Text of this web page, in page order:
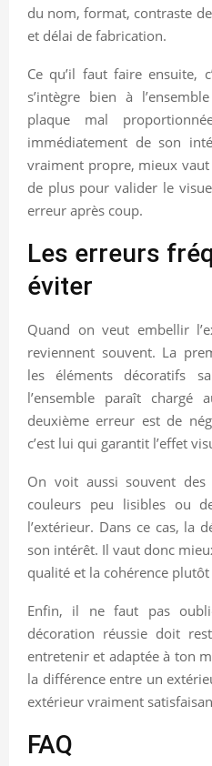
du nom, format, contraste
et délai de fabrication.
Ce qu’il faut faire ensuite,
s’intègre bien à
plaque mal
immédiatement de son
vraiment propre, mieux
de plus pour valider le
erreur après coup.
Les erreurs
éviter
Quand on veut embellir
reviennent souvent. La
les éléments décoratifs
l’ensemble paraît chargé
deuxième erreur est de
c’est lui qui garantit l’effet
On voit aussi souvent
couleurs peu lisibles ou
l’extérieur. Dans ce cas, la
son intérêt. Il vaut donc
qualité et la cohérence
Enfin, il ne faut pas
décoration réussie doit
entretenir et adaptée à ton
la différence entre un
extérieur vraiment
FAQ